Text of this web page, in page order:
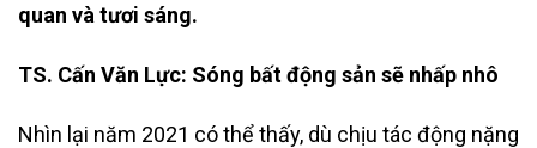
quan và tươi sáng.
TS. Cấn Văn Lực: Sóng bất động sản sẽ nhấp nhô
Nhìn lại năm 2021 có thể thấy, dù chịu tác động nặng